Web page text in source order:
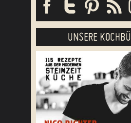
UNSERE